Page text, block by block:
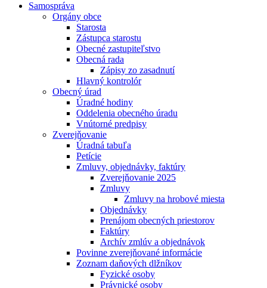
Samospráva
Orgány obce
Starosta
Zástupca starostu
Obecné zastupiteľstvo
Obecná rada
Zápisy zo zasadnutí
Hlavný kontrolór
Obecný úrad
Úradné hodiny
Oddelenia obecného úradu
Vnútorné predpisy
Zverejňovanie
Úradná tabuľa
Petície
Zmluvy, objednávky, faktúry
Zverejňovanie 2025
Zmluvy
Zmluvy na hrobové miesta
Objednávky
Prenájom obecných priestorov
Faktúry
Archív zmlúv a objednávok
Povinne zverejňované informácie
Zoznam daňových dlžníkov
Fyzické osoby
Právnické osoby